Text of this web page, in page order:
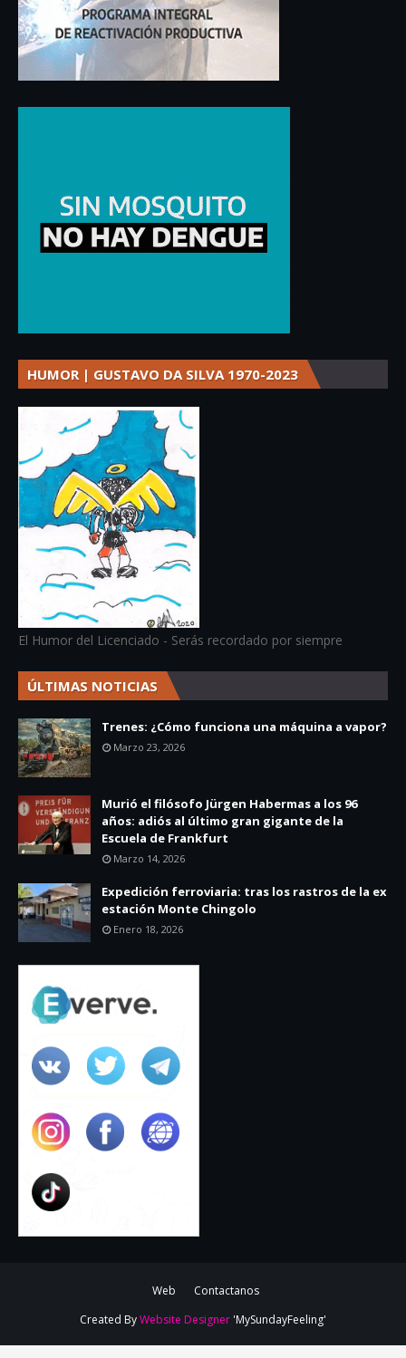
HUMOR | GUSTAVO DA SILVA 1970-2023
El Humor del Licenciado - Serás recordado por siempre
ÚLTIMAS NOTICIAS
Trenes: ¿Cómo funciona una máquina a vapor?
Marzo 23, 2026
Murió el filósofo Jürgen Habermas a los 96
años: adiós al último gran gigante de la
Escuela de Frankfurt
Marzo 14, 2026
Expedición ferroviaria: tras los rastros de la ex
estación Monte Chingolo
Enero 18, 2026
Web
Contactanos
Created ByWebsite Designer 'MySundayFeeling'